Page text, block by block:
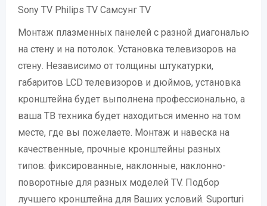
Sony TV Philips TV Самсунг TV
Монтаж плазменных панелей с разной диагональю
на стену и на потолок. Установка телевизоров на
стену. Независимо от толщины штукатурки,
габаритов LCD телевизоров и дюймов, установка
кронштейна будет выполнена профессионально, а
ваша ТВ техника будет находиться именно на том
месте, где вы пожелаете. Монтаж и навеска на
качественные, прочные кронштейны разных
типов: фиксированные, наклонные, наклонно-
поворотные для разных моделей TV. Подбор
лучшего кронштейна для Ваших условий. Suporturi